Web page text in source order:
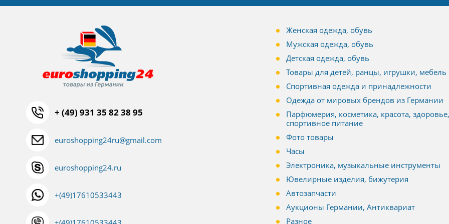
+ (49) 931 35 82 38 95
euroshopping24ru@gmail.com
euroshopping24.ru
+(49)17610533443
Женская одежда, обувь
Мужская одежда, обувь
Детская одежда, обувь
Товары для детей, ранцы, игрушки, мебель
Спортивная одежда и принадлежности
Одежда от мировых брендов из Германии
Парфюмерия, косметика, красота, здоровье,
спортивное питание
Фото товары
Часы
Электроника, музыкальные инструменты
Ювелирные изделия, бижутерия
Автозапчасти
Аукционы Германии, Антиквариат
Разное